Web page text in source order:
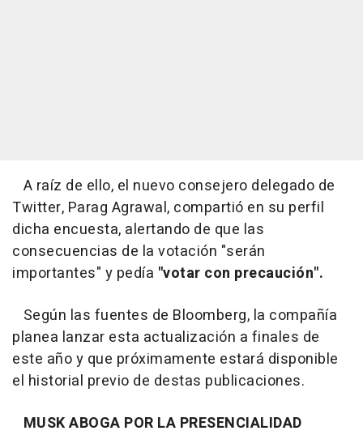
A raíz de ello, el nuevo consejero delegado de
Twitter, Parag Agrawal, compartió en su perfil
dicha encuesta, alertando de que las
consecuencias de la votación "serán
importantes" y pedía "votar con precaución".
Según las fuentes de Bloomberg, la compañía
planea lanzar esta actualización a finales de
este año y que próximamente estará disponible
el historial previo de destas publicaciones.
MUSK ABOGA POR LA PRESENCIALIDAD